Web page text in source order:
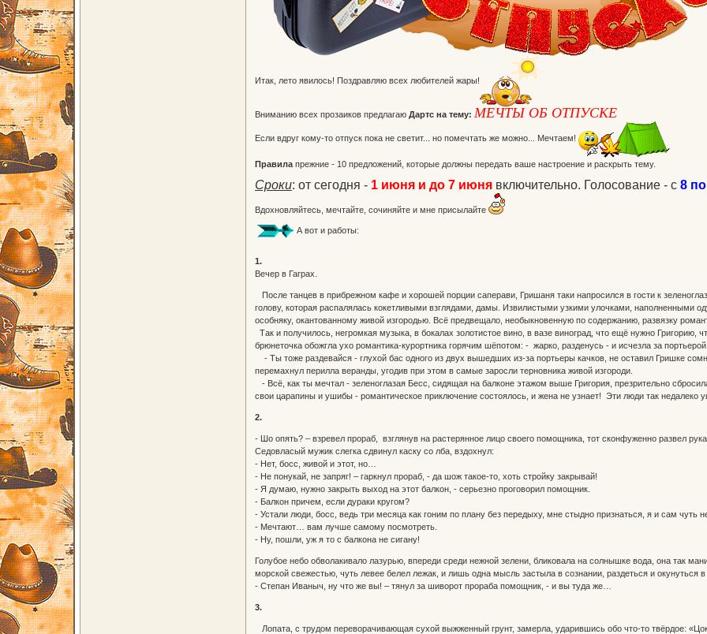
Итак, лето явилось! Поздравляю всех любителей жары!
Вниманию всех прозаиков предлагаю Дартс на тему: МЕЧТЫ ОБ ОТПУСКЕ
Если вдруг кому-то отпуск пока не светит... но помечтать же можно... Мечтаем!
Правилапрежние - 10 предложений, которые должны передать ваше настроение и раскрыть тему.
Сроки: от сегодня - 1 июня и до 7 июнявключительно. Голосование - с 8
Вдохновляйтесь, мечтайте, сочиняйте и мне присылайте
А вот и работы:
1.
Вечер в Гаграх.
После танцев в прибрежном кафе и хорошей порции саперави, Гришаня таки напросился в гости к
голову, которая распалялась кокетливыми взглядами, дамы. Извилистыми узкими улочками, наполненными
особняку, окантованному живой изгородью. Всё предвещало, необыкновенную по содержанию, развязку
Так и получилось, негромкая музыка, в бокалах золотистое вино, в вазе виноград, что ещё нужно Григорию,
брюнеточка обожгла ухо романтика-курортника горячим шёпотом: - жарко, разденусь - и исчезла за
- Ты тоже раздевайся - глухой бас одного из двух вышедших из-за портьеры качков, не оставил Гришке
перемахнул перилла веранды, угодив при этом в самые заросли терновника живой изгороди.
- Всё, как ты мечтал - зеленоглазая Бесс, сидящая на балконе этажом выше Григория, презрительно
свои царапины и ушибы - романтическое приключение состоялось, и жена не узнает! Эти люди так недалеко
2.
- Шо опять? – взревел прораб, взглянув на растерянное лицо своего помощника, тот сконфуженно развел
Седовласый мужик слегка сдвинул каску со лба, вздохнул:
- Нет, босс, живой и этот, но…
- Не понукай, не запряг! – гаркнул прораб, - да шож такое-то, хоть стройку закрывай!
- Я думаю, нужно закрыть выход на этот балкон, - серьезно проговорил помощник.
- Балкон причем, если дураки кругом?
- Устали люди, босс, ведь три месяца как гоним по плану без передыху, мне стыдно признаться, я и сам чуть
- Мечтают… вам лучше самому посмотреть.
- Ну, пошли, уж я то с балкона не сигану!
Голубое небо обволакивало лазурью, впереди среди нежной зелени, бликовала на солнышке вода, она так
морской свежестью, чуть левее белел лежак, и лишь одна мысль застыла в сознании, раздеться и окунуться
- Степан Иваныч, ну что же вы! – тянул за шиворот прораба помощник, - и вы туда же…
3.
Лопата, с трудом переворачивающая сухой выжженный грунт, замерла, ударившись обо что-то твёрдое: